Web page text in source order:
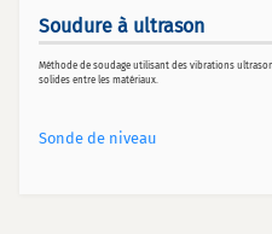
Soudure à ultrason
Méthode de soudage utilisant des vibrations
solides entre les matériaux.
Sonde de niveau